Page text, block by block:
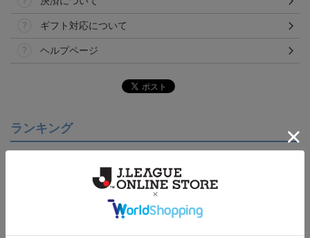
ギフト対応について
ヘルプページ
ランキング